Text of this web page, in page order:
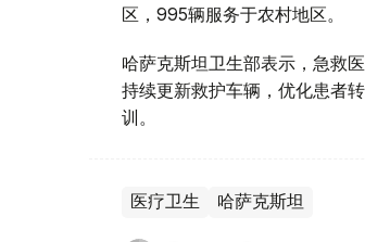
区，995辆服务于农村地区。
哈萨克斯坦卫生部表示，急救
持续更新救护车辆，优化患者
训。
医疗卫生 哈萨克斯坦